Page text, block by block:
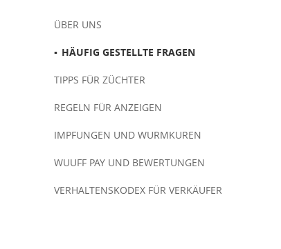
ÜBER UNS
HÄUFIG GESTELLTE FRAGEN
TIPPS FÜR ZÜCHTER
REGELN FÜR ANZEIGEN
IMPFUNGEN UND WURMKUREN
WUUFF PAY UND BEWERTUNGEN
VERHALTENSKODEX FÜR VERKÄUFER